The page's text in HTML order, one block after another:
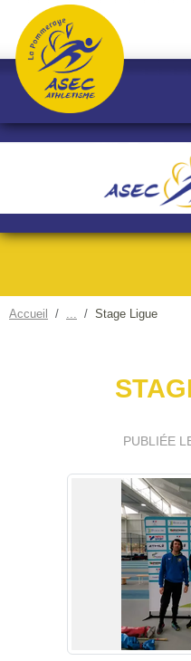
Accueil Stage Ligue
PUBLIÉE
Panneau de gestion des